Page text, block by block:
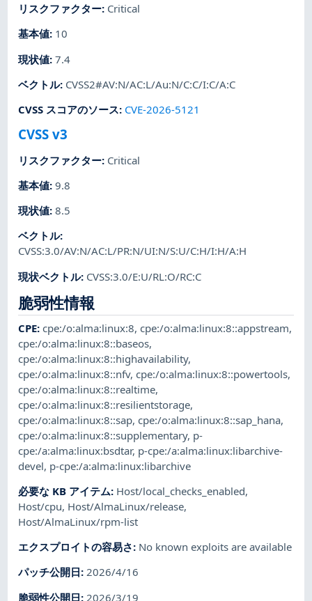
リスクファクター: Critical
基本値: 10
現状値:7.4
ベクトル: CVSS2#AV:N/AC:L/Au:N/C:C/I:C/A:C
CVSS スコアのソース: CVE-2026-5121
CVSS v3
リスクファクター: Critical
基本値:9.8
現状値:8.5
ベクトル:
CVSS:3.0/AV:N/AC:L/PR:N/UI:N/S:U/C:H/I:H/A:H
現状ベクトル: CVSS:3.0/E:U/RL:O/RC:C
脆弱性情報
CPE:cpe:/o:alma:linux:8,cpe:/o:alma:linux:8::appstream,
cpe:/o:alma:linux:8::baseos,
cpe:/o:alma:linux:8::highavailability,
cpe:/o:alma:linux:8::nfv,cpe:/o:alma:linux:8::powertools,
cpe:/o:alma:linux:8::realtime,
cpe:/o:alma:linux:8::resilientstorage,
cpe:/o:alma:linux:8::sap,cpe:/o:alma:linux:8::sap_hana,
cpe:/o:alma:linux:8::supplementary, p-
cpe:/a:alma:linux:bsdtar, p-cpe:/a:alma:linux:libarchive-
devel, p-cpe:/a:alma:linux:libarchive
必要な KB アイテム: Host/local_checks_enabled,
Host/cpu, Host/AlmaLinux/release,
Host/AlmaLinux/rpm-list
エクスプロイトの容易さ: No known exploits are available
パッチ公開日:2026/4/16
脆弱性公開日: 2026/3/19